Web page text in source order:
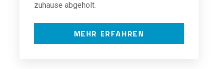
zuhause abgeholt.
MEHR ERFAHREN